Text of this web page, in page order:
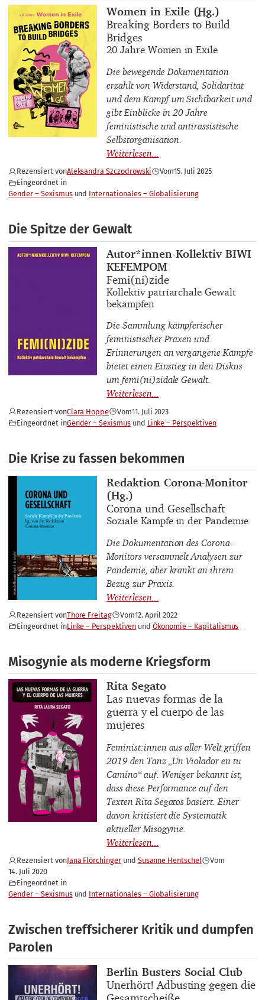
Buchautor_innen
Women in Exile (Hg.)
Buchtitel
Breaking Borders to Build
Bridges
Buchuntertitel
20 Jahre Women in Exile
Die bewegende Dokumentation
erzählt von Widerstand, Solidarität
und dem Kampf um Sichtbarkeit und
gibt Einblicke in 20 Jahre
feministische und antirassistische
Selbstorganisation.
Rezensiert vonAleksandra Szczodrowski Vom15. Juli 2025
Eingeordnet in
Gender – Sexismus
Internationales – Globalisierung
Die Spitze der Gewalt
Buchautor_innen
Autor*innen-Kollektiv BIWI
KEFEMPOM
Buchtitel
Femi(ni)zide
Buchuntertitel
Kollektiv patriarchale Gewalt
bekämpfen
Die Sammlung kämpferischer
feministischer Praxen und
Erinnerungen an vergangene Kämpfe
bietet einen Einstieg in den Diskus
um femi(ni)zidale Gewalt.
Rezensiert vonClara Hoppe Vom11. Juli 2023
Eingeordnet inGender – Sexismus Linke – Perspektiven
Die Krise zu fassen bekommen
Buchautor_innen
Redaktion Corona-Monitor
(Hg.)
Buchtitel
Corona und Gesellschaft
Buchuntertitel
Soziale Kämpfe in der Pandemie
Die Dokumentation des Corona-
Monitors versammelt Analysen zur
Pandemie, aber krankt an ihrem
Bezug zur Praxis.
Rezensiert vonThore Freitag Vom12. April 2022
Eingeordnet inLinke – Perspektiven Ökonomie – Kapitalismus
Misogynie als moderne Kriegsform
Buchautor_innen
Rita Segato
Buchtitel
Las nuevas formas de la
guerra y el cuerpo de las
mujeres
Feminist:innen aus aller Welt griffen
2019 den Tanz „Un Violador en tu
Camino“ auf. Weniger bekannt ist,
dass diese Performance auf den
Texten Rita Segatos basiert. Einer
davon kritisiert die Systematik
aktueller Misogynie.
Rezensiert vonJana Flörchinger Susanne Hentschel
Vom
14. Juli 2020
Eingeordnet in
Gender – Sexismus
Internationales – Globalisierung
Zwischen treffsicherer Kritik und dumpfen
Parolen
Buchautor_innen
Berlin Busters Social Club
Buchtitel
Unerhört! Adbusting gegen die